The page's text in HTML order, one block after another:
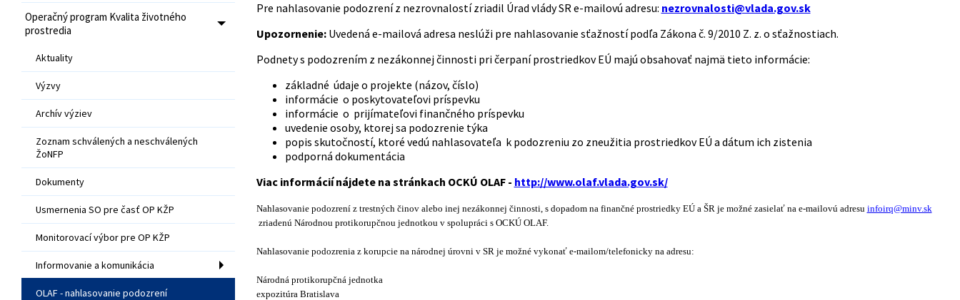
Operačný program Kvalita životného
prostredia
Aktuality
Výzvy
Archív výziev
Zoznam schválených a neschválených
ŽoNFP
Dokumenty
Usmernenia SO pre časť OP KŽP
Monitorovací výbor pre OP KŽP
Informovanie a komunikácia
OLAF - nahlasovanie podozrení
Pre nahlasovanie podozrení z nezrovnalostí zriadil Úrad vlády SR e-mailovú adresu: nezrovnalosti@vlada.gov.sk
Upozornenie:Uvedená e-mailová adresa neslúži pre nahlasovanie sťažností podľa Zákona č. 9/2010 Z. z. o sťažnostiach.
Podnety s podozrením z nezákonnej činnosti pri čerpaní prostriedkov EÚ majú obsahovať najmä tieto informácie:
základné údaje o projekte (názov, číslo)
informácie o poskytovateľovi príspevku
informácie o prijímateľovi finančného príspevku
uvedenie osoby, ktorej sa podozrenie týka
popis skutočností, ktoré vedú nahlasovateľa k podozreniu zo zneužitia prostriedkov EÚ a dátum ich zistenia
podporná dokumentácia
Viac informácií nájdete na stránkach OCKÚ OLAF - http://www.olaf.vlada.gov.sk/
Nahlasovanie podozrení z trestných činov alebo inej nezákonnej činnosti, s dopadom na finančné prostriedky EÚ a ŠR je možné zasielať na e-mailovú adresu infoirq@minv.sk
zriadenú Národnou protikorupčnou jednotkou v spolupráci s OCKÚ OLAF.
Nahlasovanie podozrenia z korupcie na národnej úrovni v SR je možné vykonať e-mailom/telefonicky na adresu:
Národná protikorupčná jednotka
expozitúra Bratislava